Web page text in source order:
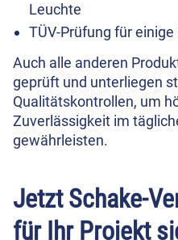
Leuchte
TÜV-Prüfung für
Auch alle anderen
geprüft und unterliegen
Qualitätskontrollen, um
Zuverlässigkeit im
gewährleisten.
Jetzt Schake-
für Ihr Projekt